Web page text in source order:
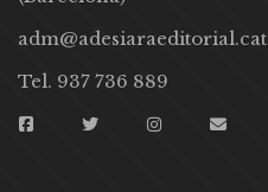
adm@adesiaraeditorial.cat
Tel. 937 736 889